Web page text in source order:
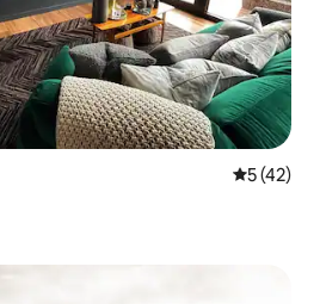
Nilai rata-
5 (42)